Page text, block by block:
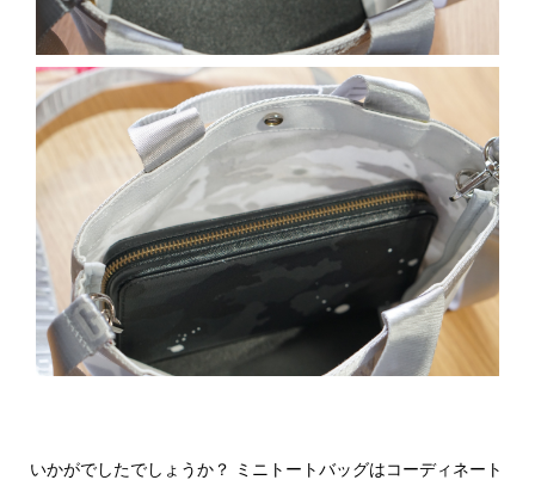
いかがでしたでしょうか？ ミニトートバッグはコーディネート